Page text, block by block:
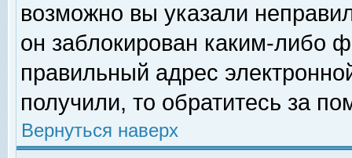
возможно вы указали
он заблокирован каким-либо
правильный адрес
получили, то обратитесь за
Вернуться наверх